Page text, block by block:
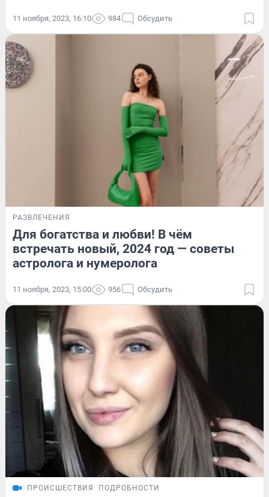
11 ноября, 2023, 16:10 984 Обсудить
РАЗВЛЕЧЕНИЯ
Для богатства и любви! В чём
встречать новый, 2024 год — советы
астролога и нумеролога
11 ноября, 2023, 15:00 956 Обсудить
ПРОИСШЕСТВИЯ ПОДРОБНОСТИ